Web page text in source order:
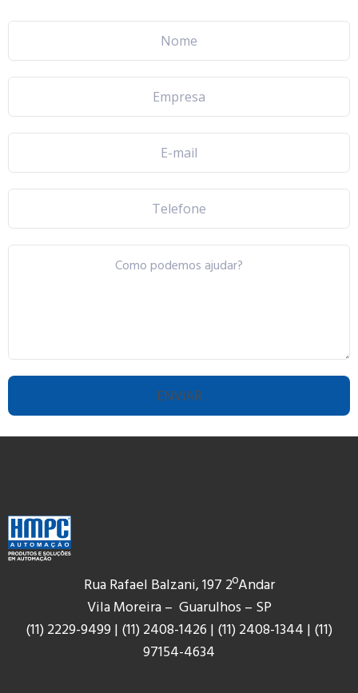
Rua Rafael Balzani, 197 2ºAndar
Vila Moreira – Guarulhos – SP
(11) 2229-9499| (11) 2408-1426 | (11) 2408-1344 | (11)
97154-4634